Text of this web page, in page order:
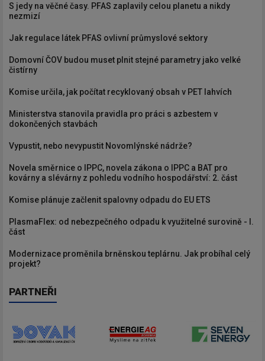
S jedy na věčné časy. PFAS zaplavily celou planetu a nikdy
nezmizí
Jak regulace látek PFAS ovlivní průmyslové sektory
Domovní ČOV budou muset plnit stejné parametry jako velké
čistírny
Komise určila, jak počítat recyklovaný obsah v PET lahvích
Ministerstva stanovila pravidla pro práci s azbestem v
dokončených stavbách
Vypustit, nebo nevypustit Novomlýnské nádrže?
Novela směrnice o IPPC, novela zákona o IPPC a BAT pro
kovárny a slévárny z pohledu vodního hospodářství: 2. část
Komise plánuje začlenit spalovny odpadu do EU ETS
PlasmaFlex: od nebezpečného odpadu k využitelné surovině - I.
část
Modernizace proměnila brněnskou teplárnu. Jak probíhal celý
projekt?
PARTNEŘI